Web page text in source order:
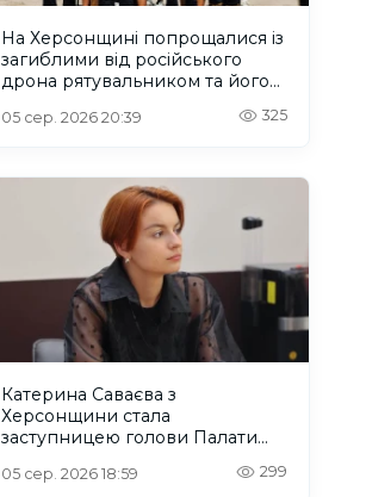
На Херсонщині попрощалися із
загиблими від російського
дрона рятувальником та його
05 сер. 2026 20:39 325
Катерина Саваєва з
Херсонщини стала
заступницею голови Палати
конгресів
05 сер. 2026 18:59 299